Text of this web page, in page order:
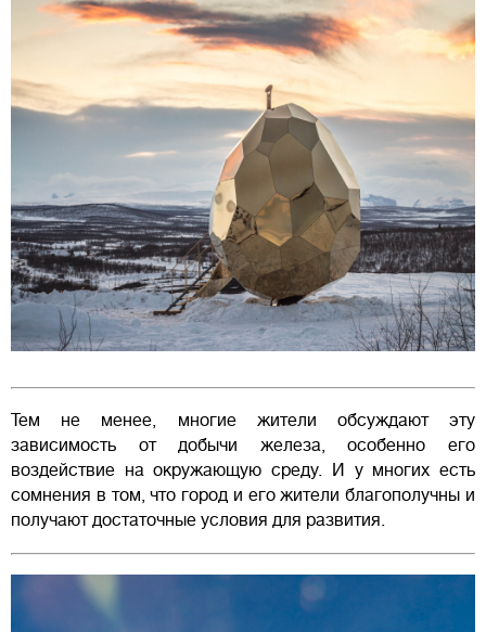
Тем не менее, многие жители обсуждают эту
зависимость от добычи железа, особенно его
воздействие на окружающую среду. И у многих есть
сомнения в том, что город и его жители благополучны и
получают достаточные условия для развития.